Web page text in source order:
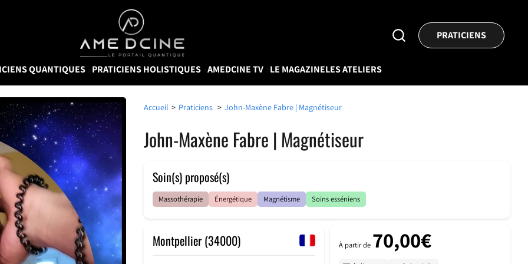
AMEDCINE
RechercherPRATICIENS
QUANTIQUES PRATICIENS HOLISTIQUES AMEDCINE TV LE MAGAZINELES ATELIERS
Accueil > Praticiens > John-Maxène Fabre | Magnétiseur
John-Maxène Fabre | Magnétiseur
Soin(s) proposé(s)
Massothérapie Énergétique Magnétisme Soins esséniens
Montpellier (34000) À partir de 70,00€